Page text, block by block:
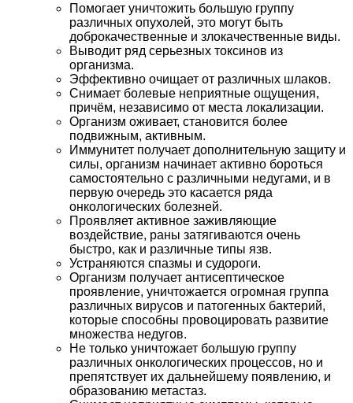
Помогает уничтожить большую группу
различных опухолей, это могут быть
доброкачественные и злокачественные виды.
Выводит ряд серьезных токсинов из
организма.
Эффективно очищает от различных шлаков.
Снимает болевые неприятные ощущения,
причём, независимо от места локализации.
Организм оживает, становится более
подвижным, активным.
Иммунитет получает дополнительную защиту и
силы, организм начинает активно бороться
самостоятельно с различными недугами, и в
первую очередь это касается ряда
онкологических болезней.
Проявляет активное заживляющие
воздействие, раны затягиваются очень
быстро, как и различные типы язв.
Устраняются спазмы и судороги.
Организм получает антисептическое
проявление, уничтожается огромная группа
различных вирусов и патогенных бактерий,
которые способны провоцировать развитие
множества недугов.
Не только уничтожает большую группу
различных онкологических процессов, но и
препятствует их дальнейшему появлению, и
образованию метастаз.